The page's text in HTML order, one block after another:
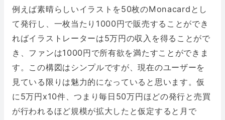
例えば素晴らしいイラストを50枚のMonacardとし
て発行し、一枚当たり1000円で販売することができ
ればイラストレーターは5万円の収入を得ることがで
き、ファンは1000円で所有欲を満たすことができま
す。この構図はシンプルですが、現在のユーザーを
見ている限りは魅力的になっていると思います。仮
に5万円x10件、つまり毎日50万円ほどの発行と売買
が行われるほど規模が拡大したと仮定すると月で